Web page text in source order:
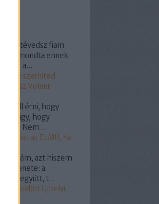
1800: tévedsz fiam
mondta ennek
"" a...
szerinted
Fidesz Volner
El kell érni, hogy
úgy, hogy
Nem ...
Így szívat az ELMÜ, ha
azt hiszem
üzenete: a
együtt, t...
Miért küldött Ujhelyi